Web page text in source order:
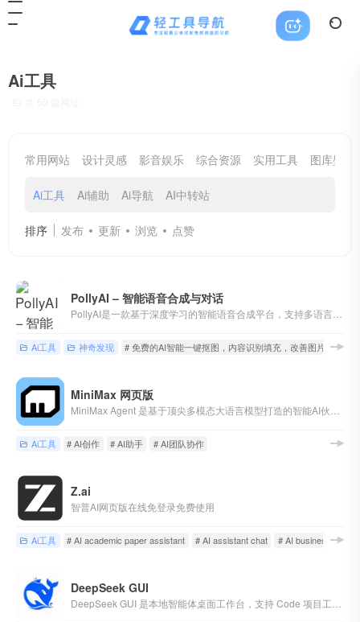
Ai工具
常用网站 设计灵感 影音娱乐 综合资源 实用工具 图库壁纸
Ai工具 Ai辅助 Ai导航 AI中转站
排序 发布 更新 浏览 点赞
PollyAI – 智能语音合成与对话
Ai工具 神奇发现 # 免费的AI智能一键抠图，内容识别填充，改善图片清晰度
MiniMax 网页版
Ai工具 # AI创作 # AI助手 # AI团队协作
Z.ai
智普AI网页版在线免登录免费使用
Ai工具 # AI academic paper assistant # AI assistant chat # AI business plan
DeepSeek GUI